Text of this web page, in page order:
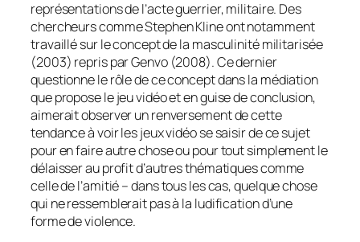
représentations de l’acte guerrier, militaire. Des
chercheurs comme Stephen Kline ont notamment
travaillé sur le concept de la masculinité militarisée
(2003) repris par Genvo (2008). Ce dernier
questionne le rôle de ce concept dans la médiation
que propose le jeu vidéo et en guise de conclusion,
aimerait observer un renversement de cette
tendance à voir les jeux vidéo se saisir de ce sujet
pour en faire autre chose ou pour tout simplement le
délaisser au profit d’autres thématiques comme
celle de l’amitié – dans tous les cas, quelque chose
qui ne ressemblerait pas à la ludification d’une
forme de violence.